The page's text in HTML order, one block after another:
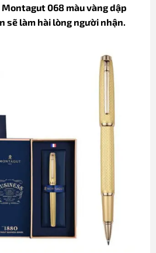
068 màu vàng dập
sẽ làm hài lòng người nhận.